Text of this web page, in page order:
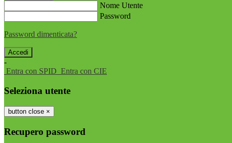
Nome Utente
Password
Password dimenticata?
-
Entra con SPID Entra con CIE
Seleziona utente
button close ×
Recupero password